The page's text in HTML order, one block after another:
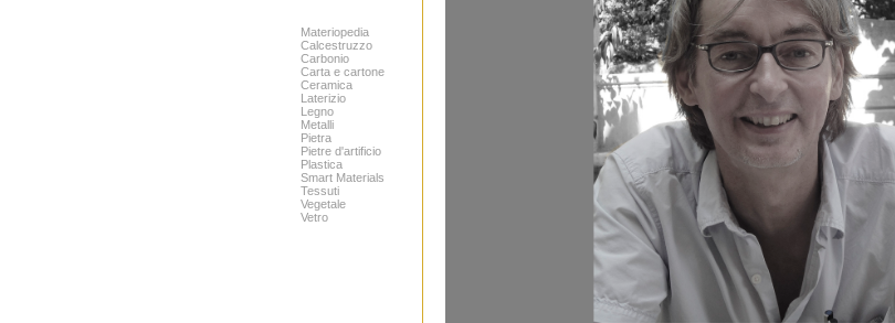
Materiopedia
Calcestruzzo
Carbonio
Carta e cartone
Ceramica
Laterizio
Legno
Metalli
Pietra
Pietre d'artificio
Plastica
Smart Materials
Tessuti
Vegetale
Vetro